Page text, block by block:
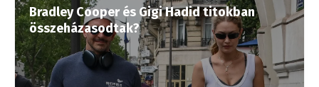
Bradley Cooper és Gigi Hadid titokban
összeházasodtak?